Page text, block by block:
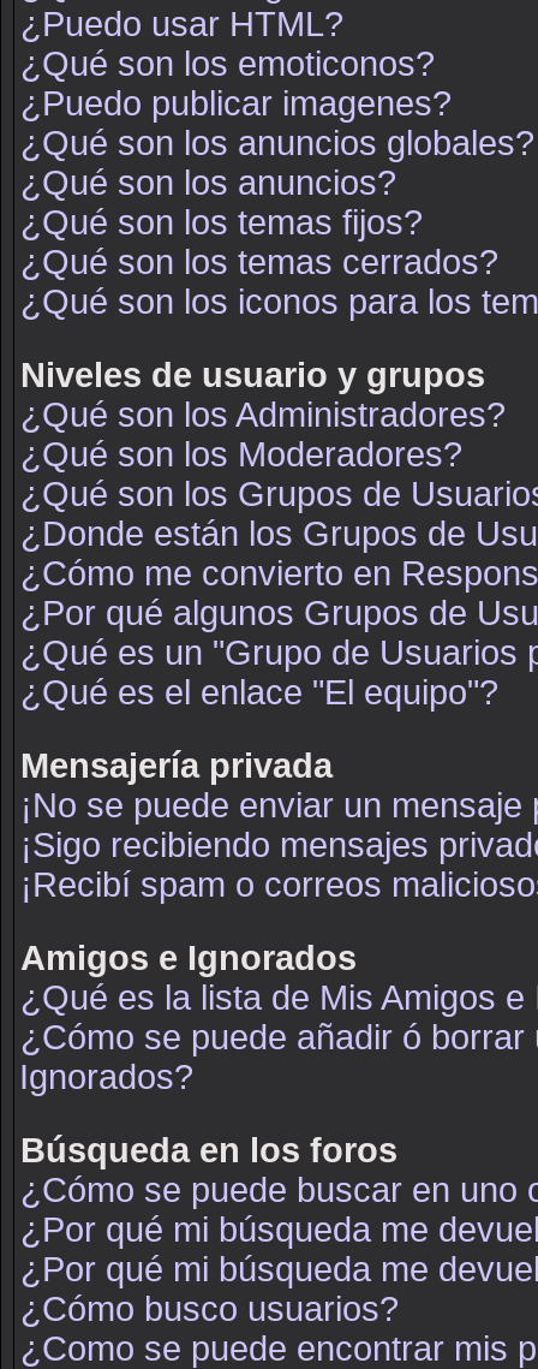
¿Puedo usar HTML?
¿Qué son los emoticonos?
¿Puedo publicar imagenes?
¿Qué son los anuncios globales?
¿Qué son los anuncios?
¿Qué son los temas fijos?
¿Qué son los temas cerrados?
¿Qué son los iconos para los
Niveles de usuario y grupos
¿Qué son los Administradores?
¿Qué son los Moderadores?
¿Qué son los Grupos de
¿Donde están los Grupos de
¿Cómo me convierto en
¿Por qué algunos Grupos de
¿Qué es un "Grupo de Usuarios
¿Qué es el enlace "El equipo"?
Mensajería privada
¡No se puede enviar un mensaje
¡Sigo recibiendo mensajes
¡Recibí spam o correos
Amigos e Ignorados
¿Qué es la lista de Mis Amigos e
¿Cómo se puede añadir ó
Ignorados?
Búsqueda en los foros
¿Cómo se puede buscar en uno
¿Por qué mi búsqueda me
¿Por qué mi búsqueda me
¿Cómo busco usuarios?
¿Como se puede encontrar mis